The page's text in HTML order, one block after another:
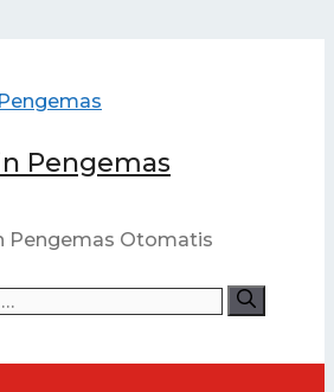
Pengemas
Pengemas Otomatis